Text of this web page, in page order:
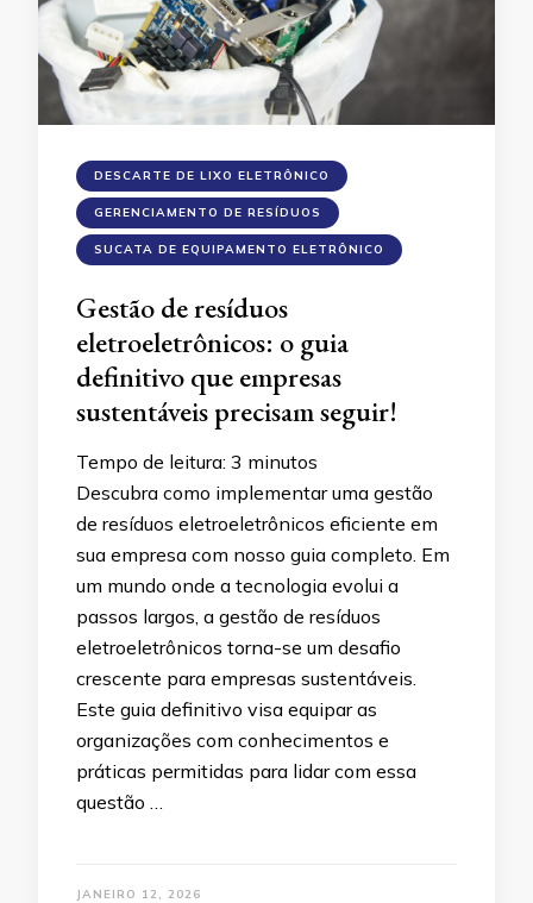
DESCARTE DE LIXO ELETRÔNICO
GERENCIAMENTO DE RESÍDUOS
SUCATA DE EQUIPAMENTO ELETRÔNICO
Gestão de resíduos
eletroeletrônicos: o guia
definitivo que empresas
sustentáveis ​​precisam seguir!
Tempo de leitura: 3 minutos
Descubra como implementar uma gestão
de resíduos eletroeletrônicos eficiente em
sua empresa com nosso guia completo. Em
um mundo onde a tecnologia evolui a
passos largos, a gestão de resíduos
eletroeletrônicos torna-se um desafio
crescente para empresas sustentáveis.
Este guia definitivo visa equipar as
organizações com conhecimentos e
práticas permitidas para lidar com essa
questão …
JANEIRO 12, 2026